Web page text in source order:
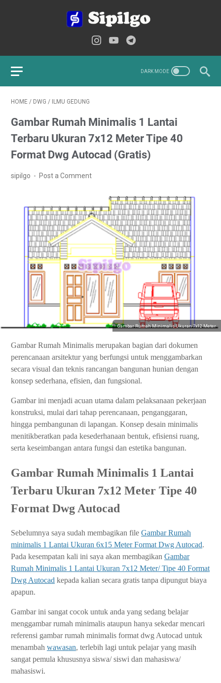
HOME / DWG / ILMU GEDUNG
Gambar Rumah Minimalis 1 Lantai
Terbaru Ukuran 7x12 Meter Tipe 40
Format Dwg Autocad (Gratis)
sipilgo Post a Comment
Gambar Rumah Minimalis Ukuran 7x12 Meter
Gambar Rumah Minimalis merupakan bagian dari dokumen
perencanaan arsitektur yang berfungsi untuk menggambarkan
secara visual dan teknis rancangan bangunan hunian dengan
konsep sederhana, efisien, dan fungsional.
Gambar ini menjadi acuan utama dalam pelaksanaan pekerjaan
konstruksi, mulai dari tahap perencanaan, penganggaran,
hingga pembangunan di lapangan. Konsep desain minimalis
menitikberatkan pada kesederhanaan bentuk, efisiensi ruang,
serta keseimbangan antara fungsi dan estetika bangunan.
Gambar Rumah Minimalis 1 Lantai
Terbaru Ukuran 7x12 Meter Tipe 40
Format Dwg Autocad
Sebelumnya saya sudah membagikan file Gambar Rumah
minimalis 1 Lantai Ukuran 6x15 Meter Format Dwg Autocad.
Pada kesempatan kali ini saya akan membagikan Gambar
Rumah Minimalis 1 Lantai Ukuran 7x12 Meter/ Tipe 40 Format
Dwg Autocad kepada kalian secara gratis tanpa dipungut biaya
apapun.
Gambar ini sangat cocok untuk anda yang sedang belajar
menggambar rumah minimalis ataupun hanya sekedar mencari
referensi gambar rumah minimalis format dwg Autocad untuk
menambah wawasan, terlebih lagi untuk pelajar yang masih
sangat pemula khususnya siswa/ siswi dan mahasiswa/
mahasiswi.